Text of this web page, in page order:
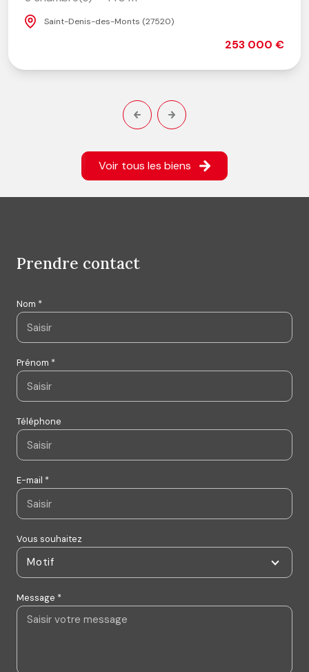
Saint-Denis-des-Monts (27520)
253 000 €
Voir tous les biens
prendre contact
Nom *
Prénom *
Téléphone
E-mail *
Vous souhaitez
Motif
Message *